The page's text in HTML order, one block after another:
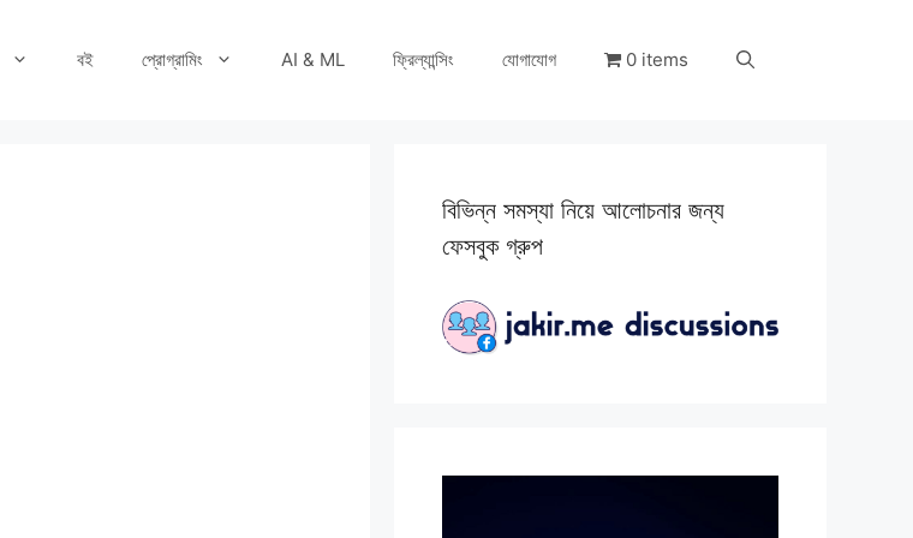
বই প্রোগ্রামিং AI & ML ফ্রিল্যান্সিং যোগাযোগ 0 items
বিভিন্ন সমস্যা নিয়ে আলোচনার জন্য
ফেসবুক গ্রুপ